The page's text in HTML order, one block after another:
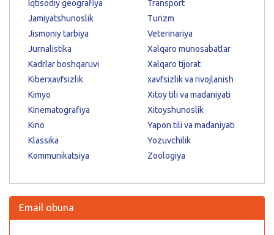
Iqtisodiy geografiya
Jamiyatshunoslik
Jismoniy tarbiya
Jurnalistika
Kadrlar boshqaruvi
Kiberxavfsizlik
Kimyo
Kinematografiya
Kino
Klassika
Kommunikatsiya
Transport
Turizm
Veterinariya
Xalqaro munosabatlar
Xalqaro tijorat
xavfsizlik va rivojlanish
Xitoy tili va madaniyati
Xitoyshunoslik
Yapon tili va madaniyati
Yozuvchilik
Zoologiya
Email obuna